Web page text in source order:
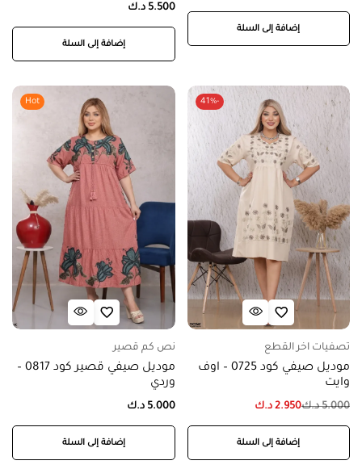
إضافة إلى السلة
5.500 د.ك
إضافة إلى السلة
-41%
تصفيات اخر القطع
موديل صيفي كود 0725 – اوف
وايت
5.000 د.ك2.950 د.ك
إضافة إلى السلة
Hot
نص كم قصير
موديل صيفي قصير كود 0817 –
وردي
5.000 د.ك
إضافة إلى السلة